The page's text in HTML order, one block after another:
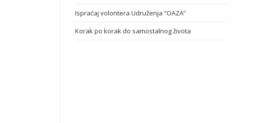
Ispraćaj volontera Udruženja “OAZA”
Korak po korak do samostalnog života